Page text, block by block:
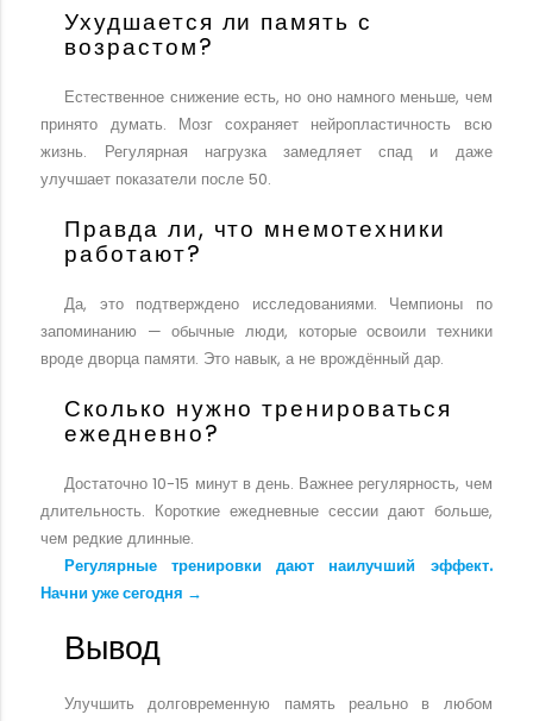
Ухудшается ли память с
возрастом?
Естественное снижение есть, но оно намного меньше, чем
принято думать. Мозг сохраняет нейропластичность всю
жизнь. Регулярная нагрузка замедляет спад и даже
улучшает показатели после 50.
Правда ли, что мнемотехники
работают?
Да, это подтверждено исследованиями. Чемпионы по
запоминанию — обычные люди, которые освоили техники
вроде дворца памяти. Это навык, а не врождённый дар.
Сколько нужно тренироваться
ежедневно?
Достаточно 10-15 минут в день. Важнее регулярность, чем
длительность. Короткие ежедневные сессии дают больше,
чем редкие длинные.
Регулярные тренировки дают наилучший эффект.
Начни уже сегодня →
Вывод
Улучшить долговременную память реально в любом